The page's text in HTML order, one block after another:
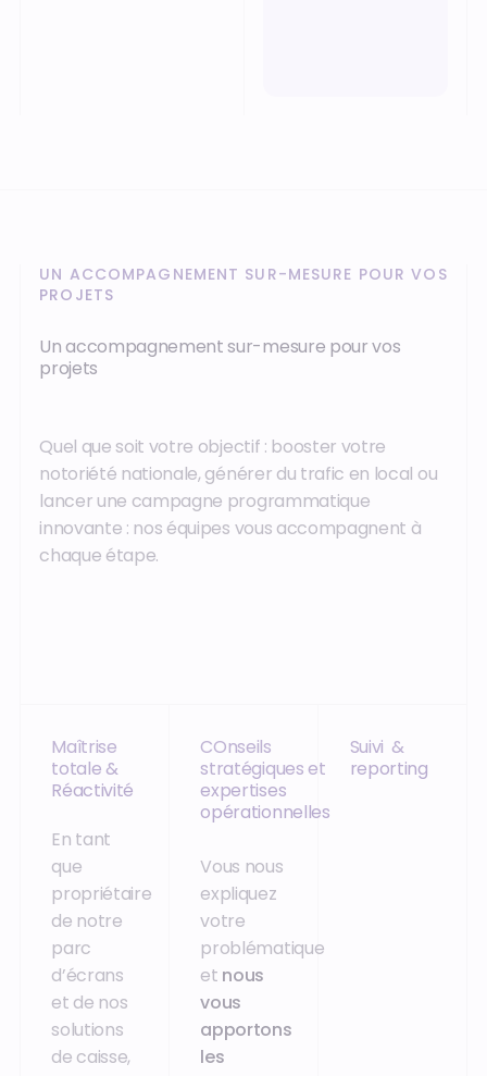
UN ACCOMPAGNEMENT SUR-MESURE POUR VOS
PROJETS‍
Un accompagnement sur-mesure pour vos
projets
Quel que soit votre objectif : booster votre
notoriété nationale, générer du trafic en local ou
lancer une campagne programmatique
innovante : nos équipes vous accompagnent à
chaque étape.
Maîtrise
totale &
Réactivité
En tant
que
propriétaire
de notre
parc
d’écrans
et de nos
solutions
de caisse,
COnseils
stratégiques et
expertises
opérationnelles
Vous nous
expliquez
votre
problématique
et nous
vous
apportons
les
Suivi &
reporting